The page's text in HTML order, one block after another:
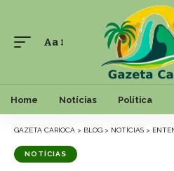
Font
Aa
Home Notícias Política
GAZETA CARIOCA > BLOG > NOTÍCIAS > ENTENDA COM
NOTÍCIAS